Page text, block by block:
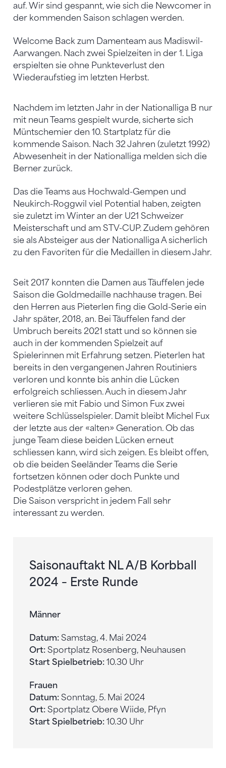
auf. Wir sind gespannt, wie sich die Newcomer in
der kommenden Saison schlagen werden.
Welcome Back zum Damenteam aus Madiswil-
Aarwangen. Nach zwei Spielzeiten in der 1. Liga
erspielten sie ohne Punkteverlust den
Wiederaufstieg im letzten Herbst.
Nachdem im letzten Jahr in der Nationalliga B nur
mit neun Teams gespielt wurde, sicherte sich
Müntschemier den 10. Startplatz für die
kommende Saison. Nach 32 Jahren (zuletzt 1992)
Abwesenheit in der Nationalliga melden sich die
Berner zurück.
Das die Teams aus Hochwald-Gempen und
Neukirch-Roggwil viel Potential haben, zeigten
sie zuletzt im Winter an der U21 Schweizer
Meisterschaft und am STV-CUP. Zudem gehören
sie als Absteiger aus der Nationalliga A sicherlich
zu den Favoriten für die Medaillen in diesem Jahr.
Seit 2017 konnten die Damen aus Täuffelen jede
Saison die Goldmedaille nachhause tragen. Bei
den Herren aus Pieterlen fing die Gold-Serie ein
Jahr später, 2018, an. Bei Täuffelen fand der
Umbruch bereits 2021 statt und so können sie
auch in der kommenden Spielzeit auf
Spielerinnen mit Erfahrung setzen. Pieterlen hat
bereits in den vergangenen Jahren Routiniers
verloren und konnte bis anhin die Lücken
erfolgreich schliessen. Auch in diesem Jahr
verlieren sie mit Fabio und Simon Fux zwei
weitere Schlüsselspieler. Damit bleibt Michel Fux
der letzte aus der «alten» Generation. Ob das
junge Team diese beiden Lücken erneut
schliessen kann, wird sich zeigen. Es bleibt offen,
ob die beiden Seeländer Teams die Serie
fortsetzen können oder doch Punkte und
Podestplätze verloren gehen.
Die Saison verspricht in jedem Fall sehr
interessant zu werden.
Saisonauftakt NL A/B Korbball
2024 – Erste Runde
Männer
Datum: Samstag, 4. Mai 2024
Ort: Sportplatz Rosenberg, Neuhausen
Start Spielbetrieb: 10.30 Uhr
Frauen
Datum: Sonntag, 5. Mai 2024
Ort: Sportplatz Obere Wiide, Pfyn
Start Spielbetrieb: 10.30 Uhr